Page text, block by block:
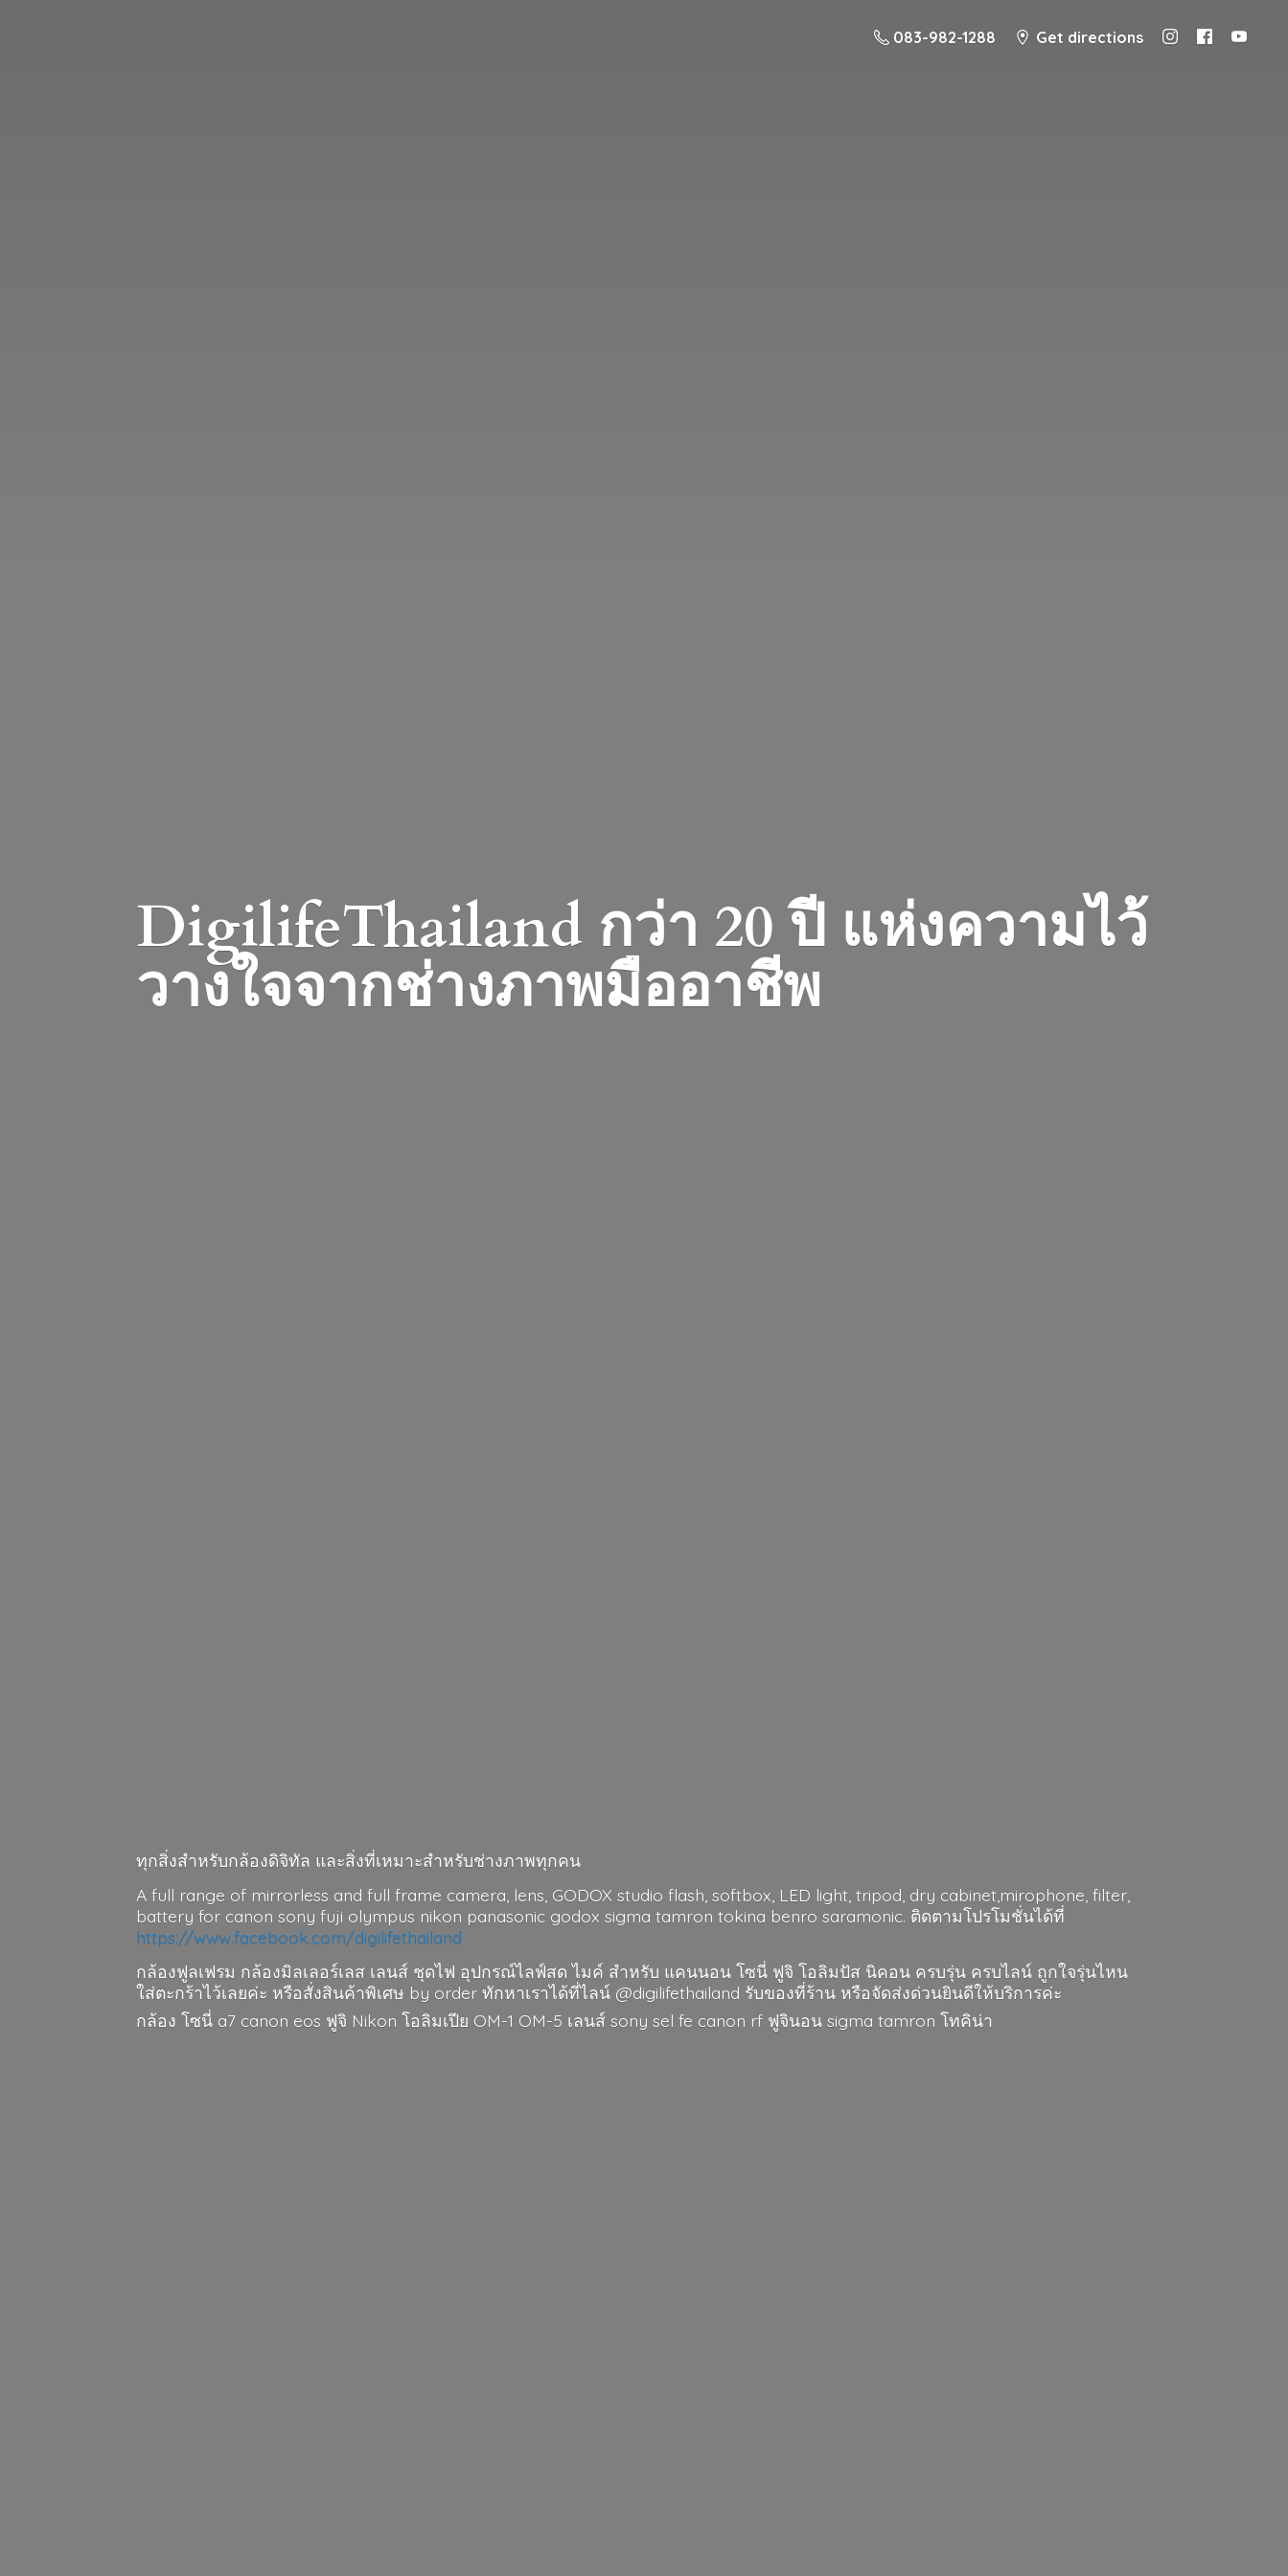
083-982-1288 Get directions
DigilifeThailand กว่า 20 ปี แห่งความไว้
วางใจจากช่างภาพมืออาชีพ
ทุกสิ่งสำหรับกล้องดิจิทัล และสิ่งที่เหมาะสำหรับช่างภาพทุกคน
A full range of mirrorless and full frame camera, lens, GODOX studio flash, softbox, LED light, tripod, dry cabinet,mirophone, filter,
battery for canon sony fuji olympus nikon panasonic godox sigma tamron tokina benro saramonic. ติดตามโปรโมชั่นได้ที่
https://www.facebook.com/digilifethailand
กล้องฟูลเฟรม กล้องมิลเลอร์เลส เลนส์ ชุดไฟ อุปกรณ์ไลฟ์สด ไมค์ สำหรับ แคนนอน โซนี่ ฟูจิ โอลิมปัส นิคอน ครบรุ่น ครบไลน์ ถูกใจรุ่นไหน
ใส่ตะกร้าไว้เลยค่ะ หรือสั่งสินค้าพิเศษ by order ทักหาเราได้ที่ไลน์ @digilifethailand รับของที่ร้าน หรือจัดส่งด่วนยินดีให้บริการค่ะ
กล้อง โซนี่ a7 canon eos ฟูจิ Nikon โอลิมเปีย OM-1 OM-5 เลนส์ sony sel fe canon rf ฟูจินอน sigmatamron โทคิน่า